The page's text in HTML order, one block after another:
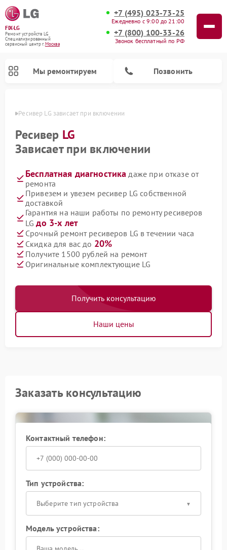
FIX-LG
Ремонт устройств LG
Специализированный
cервисный центр г.Москва
+7 (495) 023-73-25
Ежедневно с 9:00 до 21:00
+7 (800) 100-33-26
Звонок бесплатный по РФ
Мы ремонтируем Позвонить
Ресивер LG зависает при включении
Ресивер LG
Зависает при включении
Бесплатная диагностика даже при отказе от
ремонта
Привезем и увезем ресивер LG собственной
доставкой
Гарантия на наши работы по ремонту ресиверов
LGдо 3-х лет
Срочный ремонт ресиверов LG в течении часа
Скидка для вас до 20%
Получите 1500 рублей на ремонт
Оригинальные комплектующие LG
Получить консультацию
Наши цены
Заказать консультацию
Контактный телефон:
Тип устройства:
Выберите тип устройства
Модель устройства: